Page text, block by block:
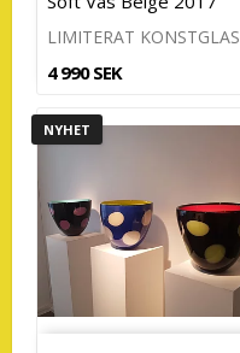
LIMITERAT KONSTGLAS
4 990 SEK
NYHET